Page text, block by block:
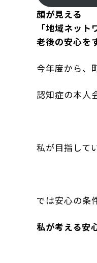
顔が見える
「地域ネッ
老後の安心を
今年度から、
認知症の本人
私が目指して
では安心の条
私が考える安